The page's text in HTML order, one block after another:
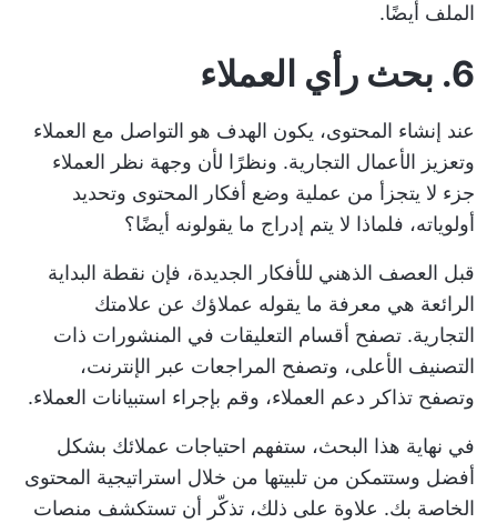
الملف أيضًا.
6. بحث رأي العملاء
عند إنشاء المحتوى، يكون الهدف هو التواصل مع العملاء
وتعزيز الأعمال التجارية. ونظرًا لأن وجهة نظر العملاء
جزء لا يتجزأ من عملية وضع أفكار المحتوى وتحديد
أولوياته، فلماذا لا يتم إدراج ما يقولونه أيضًا؟
قبل العصف الذهني للأفكار الجديدة، فإن نقطة البداية
الرائعة هي معرفة ما يقوله عملاؤك عن علامتك
التجارية. تصفح أقسام التعليقات في المنشورات ذات
التصنيف الأعلى، وتصفح المراجعات عبر الإنترنت،
وتصفح تذاكر دعم العملاء، وقم بإجراء استبيانات العملاء.
في نهاية هذا البحث، ستفهم احتياجات عملائك بشكل
أفضل وستتمكن من تلبيتها من خلال استراتيجية المحتوى
الخاصة بك. علاوة على ذلك، تذكّر أن تستكشف منصات